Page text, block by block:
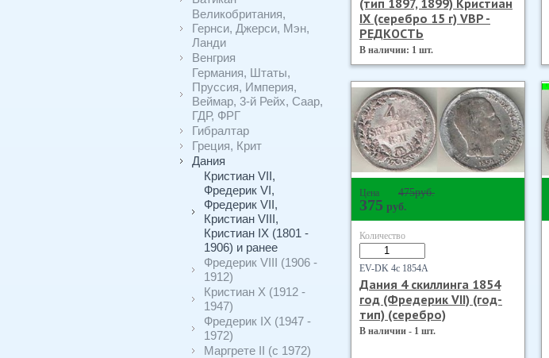
Великобритания,
Гернси, Джерси, Мэн,
Ланди
Венгрия
Германия, Штаты,
Пруссия, Империя,
Веймар, 3-й Рейх, Саар,
ГДР, ФРГ
Гибралтар
Греция, Крит
Дания
Кристиан VII,
Фредерик VI,
Фредерик VII,
Кристиан VIII,
Кристиан IX (1801 -
1906) и ранее
Фредерик VIII (1906 -
1912)
Кристиан X (1912 -
1947)
Фредерик IX (1947 -
1972)
Маргрете II (с 1972)
(тип 1897, 1899) Кристиан
IX (серебро 15 г) VBP -
РЕДКОСТЬ
В наличии: 1 шт.
Цена 475руб.
375 руб.
Количество
EV-DK 4с 1854А
Дания 4 скиллинга 1854
год (Фредерик VII) (год-
тип) (серебро)
В наличии - 1 шт.